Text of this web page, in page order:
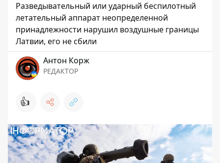
Разведывательный или ударный беспилотный
летательный аппарат неопределенной
принадлежности нарушил воздушные границы
Латвии, его не сбили
Антон Корж
РЕДАКТОР
👍